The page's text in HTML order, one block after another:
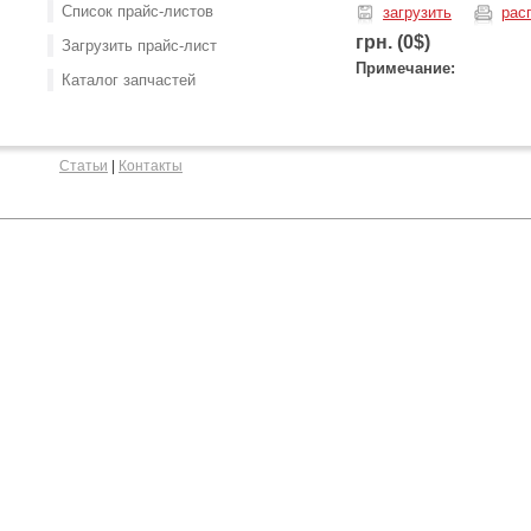
Список прайс-листов
Загрузить прайс-лист
Каталог запчастей
загрузить
грн. (0$)
Примечание:
Статьи Контакты